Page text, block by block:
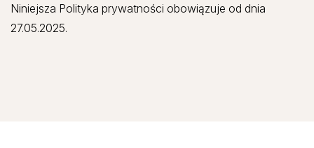
Niniejsza Polityka prywatności obowiązuje od dnia
27.05.2025.